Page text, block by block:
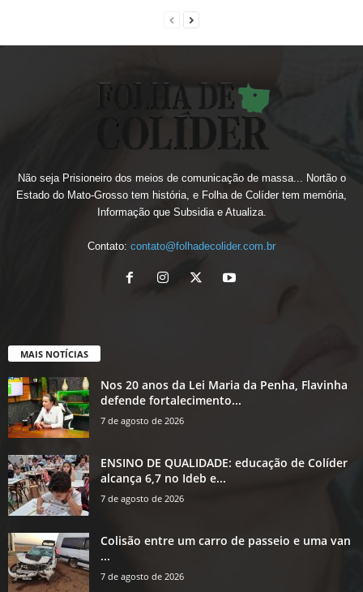
Não seja Prisioneiro dos meios de comunicação de massa... Nortão o
Estado do Mato-Grosso tem história, e Folha de Colíder tem memória,
Informação que Subsidia e Atualiza.
Contato: contato@folhadecolider.com.br
MAIS NOTÍCIAS
Nos 20 anos da Lei Maria da Penha, Flavinha
defende fortalecimento...
7 de agosto de 2026
ENSINO DE QUALIDADE: educação de Colíder
alcança 6,7 no Ideb e...
7 de agosto de 2026
Colisão entre um carro de passeio e uma van
...
7 de agosto de 2026